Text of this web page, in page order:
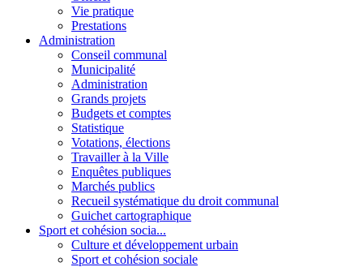
Vie pratique
Prestations
Administration
Conseil communal
Municipalité
Administration
Grands projets
Budgets et comptes
Statistique
Votations, élections
Travailler à la Ville
Enquêtes publiques
Marchés publics
Recueil systématique du droit communal
Guichet cartographique
Sport et cohésion socia...
Culture et développement urbain
Sport et cohésion sociale